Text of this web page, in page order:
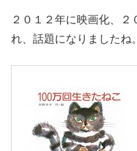
２０１２年に映画化、２
れ、話題になりましたね。